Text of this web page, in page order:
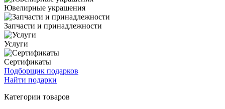
Ювелирные украшения
Запчасти и принадлежности
Услуги
Сертификаты
Подборщик подарков
Найти подарки
Категории товаров